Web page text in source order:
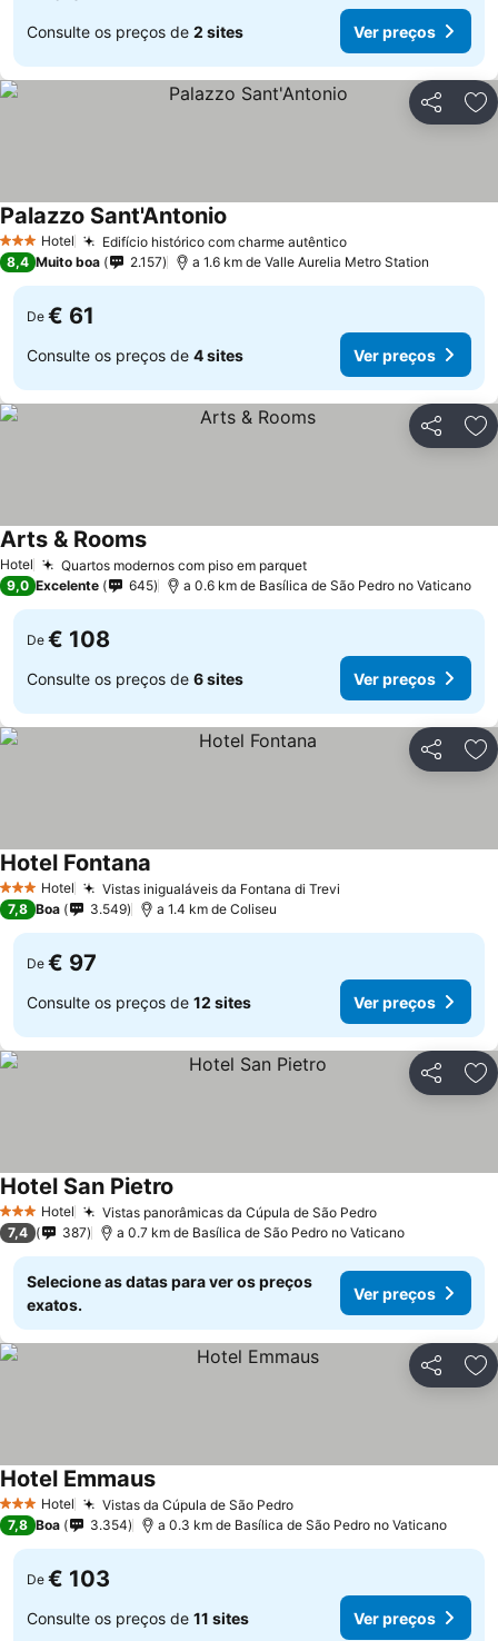
Consulte os preços de 2 sites Ver preços
Partilhar
3 EstrelasHotel Edifício histórico com charme autêntico
Palazzo Sant'Antonio
8,4 Muito boa 2.157 a 1.6 km de Valle Aurelia Metro Station
De € 61
Consulte os preços de 4 sites Ver preços
Partilhar
Hotel Quartos modernos com piso em parquet
Arts & Rooms
9,0 Excelente 645 a 0.6 km de Basílica de São Pedro no Vaticano
De € 108
Consulte os preços de 6 sites Ver preços
Partilhar
3 EstrelasHotel Vistas inigualáveis da Fontana di Trevi
Hotel Fontana
7,8 Boa 3.549 a 1.4 km de Coliseu
De € 97
Consulte os preços de 12 sites Ver preços
Partilhar
3 EstrelasHotel Vistas panorâmicas da Cúpula de São Pedro
Hotel San Pietro
7,4 387 a 0.7 km de Basílica de São Pedro no Vaticano
Selecione as datas para ver os preços
exatos.
Ver preços
Partilhar
3 EstrelasHotel Vistas da Cúpula de São Pedro
Hotel Emmaus
7,8 Boa 3.354 a 0.3 km de Basílica de São Pedro no Vaticano
De € 103
Consulte os preços de 11 sites Ver preços